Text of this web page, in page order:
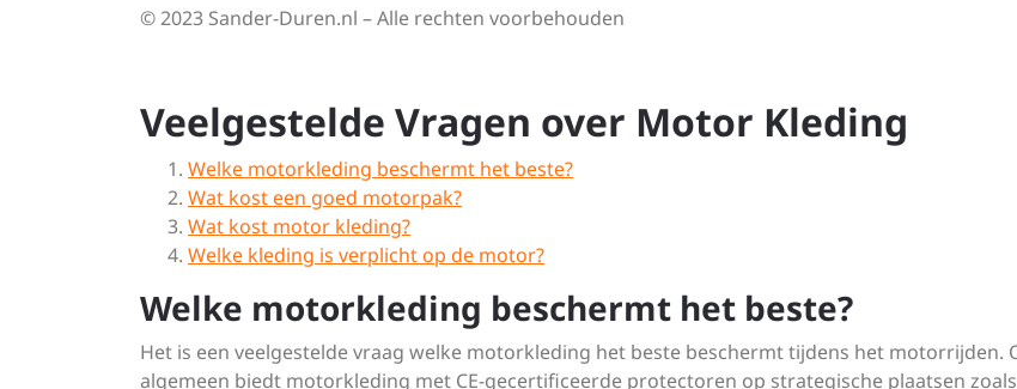
© 2023 Sander-Duren.nl – Alle rechten voorbehouden
Veelgestelde Vragen over Motor Kleding
Welke motorkleding beschermt het beste?
Wat kost een goed motorpak?
Wat kost motor kleding?
Welke kleding is verplicht op de motor?
Welke motorkleding beschermt het beste?
Het is een veelgestelde vraag welke motorkleding het beste beschermt tijdens het motorrijden.
algemeen biedt motorkleding met CE-gecertificeerde protectoren op strategische plaatsen